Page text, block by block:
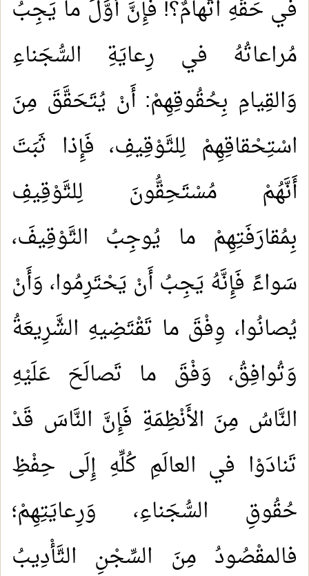
في حَقِّهِ اتَّهامٌ؟! فَإِنَّ أَوَّلَ ما يَجِبُ
مُراعاتُهُ في رِعايَةِ السُّجَناءِ
وَالقِيامِ بِحُقُوقِهِمْ: أَنْ يُتَحَقَّقَ مِنَ
اسْتِحْقاقِهِمْ لِلتَّوْقِيفِ، فَإِذا ثَبَتَ
أَنَّهُمْ مُسْتَحِقُّونَ لِلتَّوْقِيفِ
بِمُقارَفَتِهِمْ ما يُوجِبُ التَّوْقِيفَ،
سَواءً فَإِنَّهُ يَجِبُ أَنْ يَحْتَرِمُوا، وَأَنْ
يُصانُوا، وِفْقَ ما تَقْتَضِيهِ الشَّرِيعَةُ
وَتُوافِقُ، وَفْقَ ما تَصالَحَ عَلَيْهِ
النَّاسُ مِنَ الأَنْظِمَةِ فَإِنَّ النَّاسَ قَدْ
تَنادَوْا في العالَمِ كُلِّهِ إِلَى حِفْظِ
حُقُوقِ السُّجَناءِ، وَرِعايَتِهِمْ؛
فالمقْصُودُ مِنَ السِّجْنِ التَّأْدِيبُ